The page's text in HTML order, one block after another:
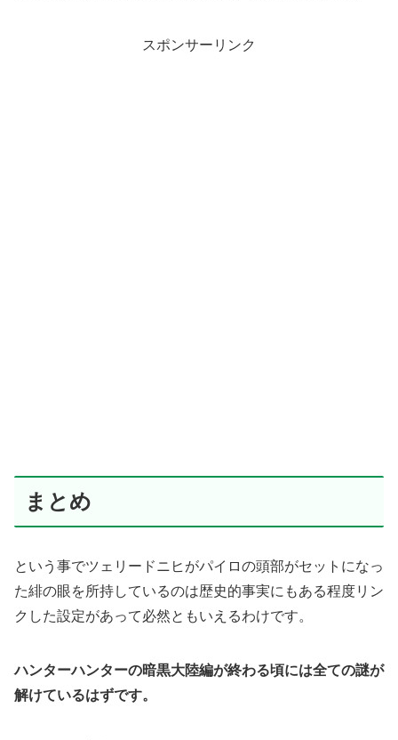
スポンサーリンク
まとめ
という事でツェリードニヒがパイロの頭部がセットになっ
た緋の眼を所持しているのは歴史的事実にもある程度リン
クした設定があって必然ともいえるわけです。
ハンターハンターの暗黒大陸編が終わる頃には全ての謎が
解けているはずです。